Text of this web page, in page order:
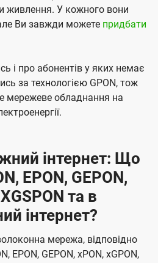
живлення. У кожного вони
Ви завжди можете придбати
і про абонентів у яких немає
за технологією GPON, тож
мережеве обладнання на
інтернет: Що
EPON, GEPON,
та в
інтернет?
мережа, відповідно
EPON, GEPON, xPON, xGPON,